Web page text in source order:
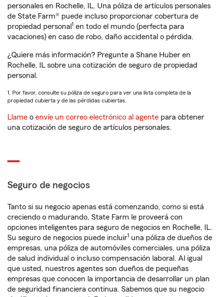
personales en Rochelle, IL. Una póliza de artículos personales
de State Farm® puede incluso proporcionar cobertura de
propiedad personal 1 en todo el mundo (perfecta para
vacaciones) en caso de robo, daño accidental o pérdida.
¿Quiere más información? Pregunte a Shane Huber en
Rochelle, IL sobre una cotización de seguro de propiedad
personal.
1. Por favor, consulte su póliza de seguro para ver una lista completa de la
propiedad cubierta y de las pérdidas cubiertas.
Llame o envíe un correo electrónico al agente para obtener
una cotización de seguro de artículos personales.
Seguro de negocios
Tanto si su negocio apenas está comenzando, como si está
creciendo o madurando, State Farm le proveerá con
opciones inteligentes para seguro de negocios en Rochelle, IL.
Su seguro de negocios puede incluir1 una póliza de dueños de
empresas, una póliza de automóviles comerciales, una póliza
de salud individual o incluso compensación laboral. Al igual
que usted, nuestros agentes son dueños de pequeñas
empresas que conocen la importancia de desarrollar un plan
de seguridad financiera continua. Sabemos que su negocio